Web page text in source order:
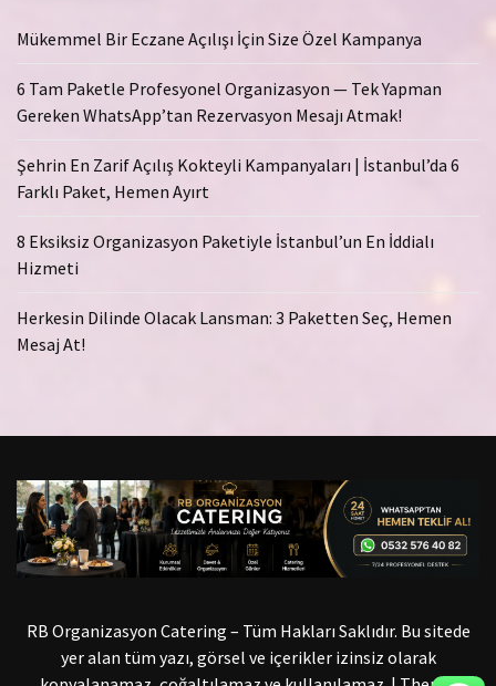
Mükemmel Bir Eczane Açılışı İçin Size Özel Kampanya
6 Tam Paketle Profesyonel Organizasyon — Tek Yapman
Gereken WhatsApp’tan Rezervasyon Mesajı Atmak!
Şehrin En Zarif Açılış Kokteyli Kampanyaları | İstanbul’da 6
Farklı Paket, Hemen Ayırt
8 Eksiksiz Organizasyon Paketiyle İstanbul’un En İddialı
Hizmeti
Herkesin Dilinde Olacak Lansman: 3 Paketten Seç, Hemen
Mesaj At!
RB Organizasyon Catering – Tüm Hakları Saklıdır. Bu sitede
yer alan tüm yazı, görsel ve içerikler izinsiz olarak